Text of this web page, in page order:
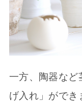
一方、陶器など
げ入れ」ができ